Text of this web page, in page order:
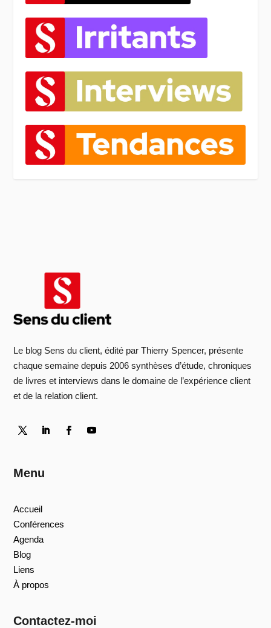
Le blog Sens du client, édité par Thierry Spencer, présente
chaque semaine depuis 2006 synthèses d’étude, chroniques
de livres et interviews dans le domaine de l’expérience client
et de la relation client.
Menu
Accueil
Conférences
Agenda
Blog
Liens
À propos
Contactez-moi